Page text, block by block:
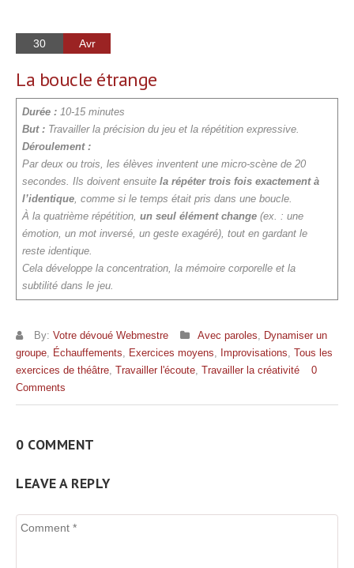
30 Avr
La boucle étrange
Durée :10-15 minutes
But :Travailler la précision du jeu et la répétition expressive.
Déroulement :
Par deux ou trois, les élèves inventent une micro-scène de 20
secondes. Ils doivent ensuite la répéter trois fois exactement à
l’identique, comme si le temps était pris dans une boucle.
À la quatrième répétition, un seul élément change(ex. : une
émotion, un mot inversé, un geste exagéré), tout en gardant le
reste identique.
Cela développe la concentration, la mémoire corporelle et la
subtilité dans le jeu.
By: Votre dévoué Webmestre Avec paroles, Dynamiser un
groupe, Échauffements, Exercices moyens, Improvisations, Tous les
exercices de théâtre, Travailler l'écoute, Travailler la créativité
0
Comments
0 COMMENT
LEAVE A REPLY